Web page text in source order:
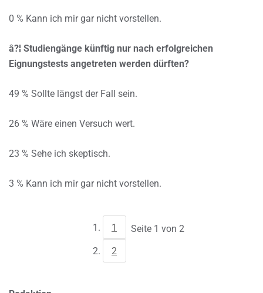
0 % Kann ich mir gar nicht vorstellen.
â?¦ Studiengänge künftig nur nach erfolgreichen
Eignungstests angetreten werden dürften?
49 % Sollte längst der Fall sein.
26 % Wäre einen Versuch wert.
23 % Sehe ich skeptisch.
3 % Kann ich mir gar nicht vorstellen.
1
2
Seite 1 von 2